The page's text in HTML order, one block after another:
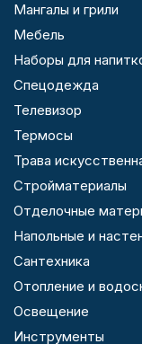
Мангалы и грили
Мебель
Наборы для
Спецодежда
Телевизор
Термосы
Трава
Стройматериалы
Отделочные
Напольные и
Сантехника
Отопление и
Освещение
Инструменты